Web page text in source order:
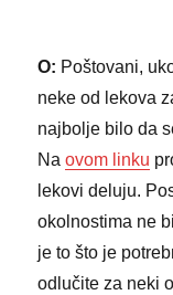
O: Poštovani,
neke od lekova
najbolje bilo da
Naovom linku
lekovi deluju.
okolnostima ne
je to što je
odlučite za neki